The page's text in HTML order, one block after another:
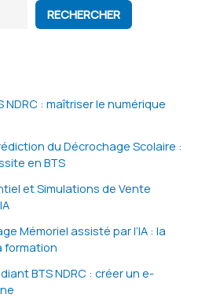
RECHERCHER
: maîtriser le numérique
du Décrochage Scolaire :
en BTS
et Simulations de Vente
Mémoriel assisté par l’IA : la
formation
BTS NDRC : créer un e-